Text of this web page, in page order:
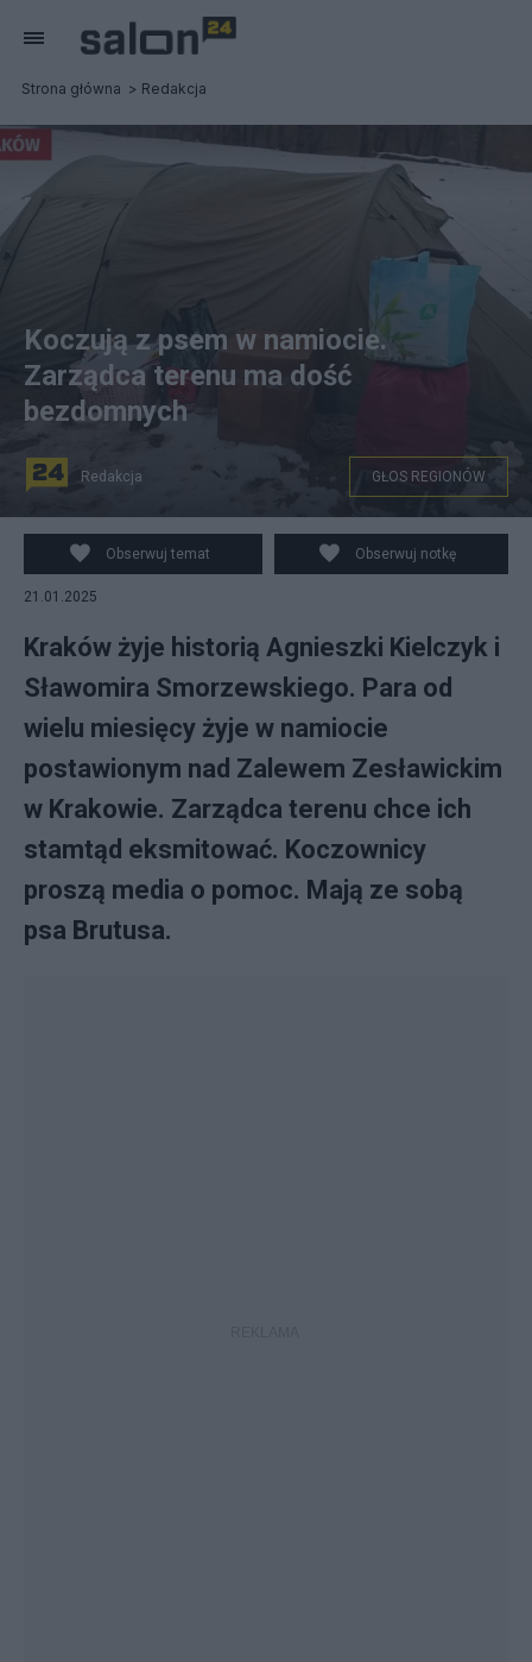
Strona główna Redakcja
Koczują z psem w namiocie.
Zarządca terenu ma dość
bezdomnych
Redakcja GŁOS REGIONÓW
Obserwuj temat Obserwuj notkę
21.01.2025
Kraków żyje historią Agnieszki Kielczyk i
Sławomira Smorzewskiego. Para od
wielu miesięcy żyje w namiocie
postawionym nad Zalewem Zesławickim
w Krakowie. Zarządca terenu chce ich
stamtąd eksmitować. Koczownicy
proszą media o pomoc. Mają ze sobą
psa Brutusa.